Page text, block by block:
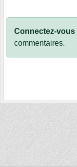
Connectez-vous
commentaires.